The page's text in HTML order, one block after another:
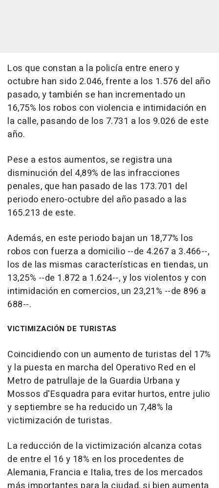
Los que constan a la policía entre enero y
octubre han sido 2.046, frente a los 1.576 del año
pasado, y también se han incrementado un
16,75% los robos con violencia e intimidación en
la calle, pasando de los 7.731 a los 9.026 de este
año.
Pese a estos aumentos, se registra una
disminución del 4,89% de las infracciones
penales, que han pasado de las 173.701 del
periodo enero-octubre del año pasado a las
165.213 de este.
Además, en este periodo bajan un 18,77% los
robos con fuerza a domicilio --de 4.267 a 3.466--,
los de las mismas características en tiendas, un
13,25% --de 1.872 a 1.624--, y los violentos y con
intimidación en comercios, un 23,21% --de 896 a
688--.
VICTIMIZACIÓN DE TURISTAS
Coincidiendo con un aumento de turistas del 17%
y la puesta en marcha del Operativo Red en el
Metro de patrullaje de la Guardia Urbana y
Mossos d'Esquadra para evitar hurtos, entre julio
y septiembre se ha reducido un 7,48% la
victimización de turistas.
La reducción de la victimización alcanza cotas
de entre el 16 y 18% en los procedentes de
Alemania, Francia e Italia, tres de los mercados